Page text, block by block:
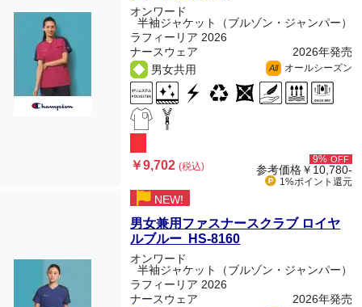
オンワード
半袖ジャケット（ブルゾン・ジャンパー）
ラフィーリア 2026
ナースウェア
2026年発売
男女共用
All オールシーズン
￥9,702(税込)
9% OFF
参考価格￥10,780-
1%ポイント 還元
NEW!
男女兼用ファスナースクラブ ロイヤ
ルブルー HS-8160
オンワード
半袖ジャケット（ブルゾン・ジャンパー）
ラフィーリア 2026
ナースウェア
2026年発売